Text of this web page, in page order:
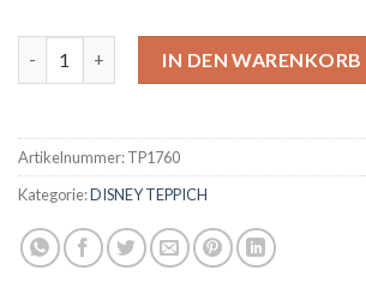
IN DEN WARENKORB
Artikelnummer:TP1760
Kategorie:DISNEY TEPPICH